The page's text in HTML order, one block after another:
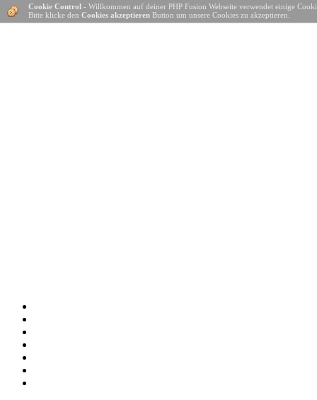
Cookie Control - Willkommen auf deiner PHP Fusion Webseite verwendet einige
Bitte klicke den Cookies akzeptieren Button um unsere Cookies zu akzeptieren.